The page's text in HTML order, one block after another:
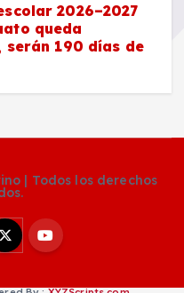
2026–2027
queda
190 días de
| Todos los derechos